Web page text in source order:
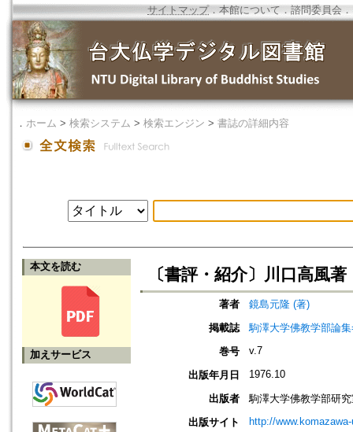
サイトマップ．本館について ． 諮問委員会 ．
． ホーム > 検索システム > 検索エンジン > 書誌の詳細内容
本文を読む
加えサービス
〔書評・紹介〕川口高風
著者
鏡島元隆 (著)
掲載誌
駒澤大学佛教学部論
巻号
v.7
出版年月日 1976.10
出版者
駒澤大学佛教学部研
出版サイト
http://